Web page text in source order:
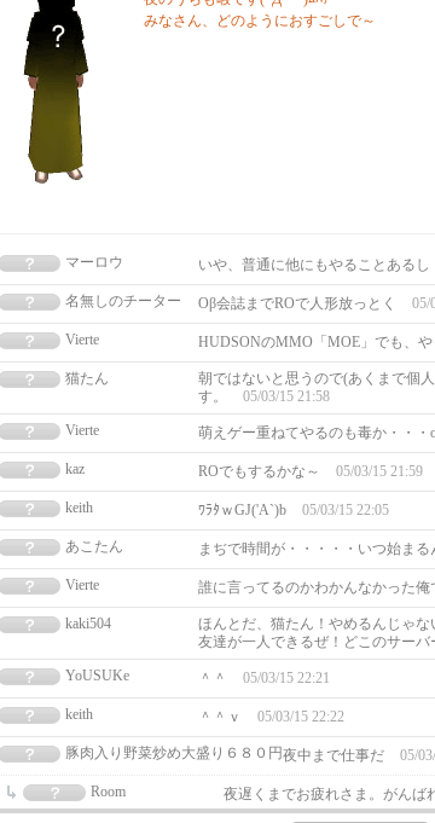
みなさん、どのようにおすごしで～
マーロウ いや、普通に他にもやることあるし
名無しのチーター Oβ会誌までROで人形放っとく 05/
Vierte HUDSONのMMO「MOE」でも、や
猫たん
朝ではないと思うので(あくまで個
す。
05/03/15 21:58
Vierte
萌えゲー重ねてやるのも毒か・・・
kaz ROでもするかな～ 05/03/15 21:59
keith ﾜﾗﾀｗGJ('A`)b 05/03/15 22:05
あこたん まぢで時間が・・・・・いつ始まる
Vierte 誰に言ってるのかわかんなかった俺
kaki504
ほんとだ、猫たん！やめるんじゃ
友達が一人できるぜ！どこのサーバ
YoUSUKe
＾＾ 05/03/15 22:21
keith ＾＾ｖ 05/03/15 22:22
豚肉入り野菜炒め大盛り６８０円夜中まで仕事だ 05/
Room 夜遅くまでお疲れさま。がんば